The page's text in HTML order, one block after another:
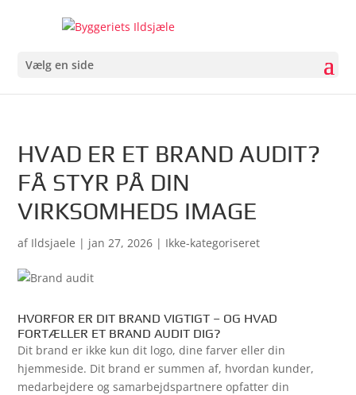
Vælg en side
HVAD ER ET BRAND AUDIT?
FÅ STYR PÅ DIN
VIRKSOMHEDS IMAGE
af Ildsjaele | jan 27, 2026 | Ikke-kategoriseret
HVORFOR ER DIT BRAND VIGTIGT – OG HVAD
FORTÆLLER ET BRAND AUDIT DIG?
Dit brand er ikke kun dit logo, dine farver eller din
hjemmeside. Dit brand er summen af, hvordan kunder,
medarbejdere og samarbejdspartnere opfatter din